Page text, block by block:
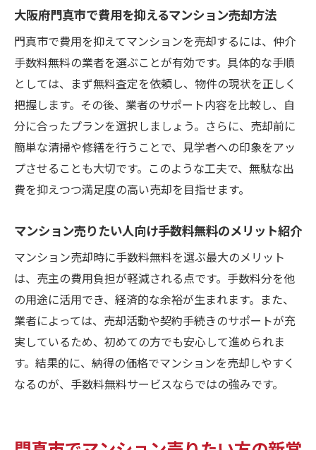
売却負担を減らすための準備とチェックポ
初期費用を抑えた売却方法を知るなら
マンション売りたい人のための初期費用削
減術
仲介手数料無料で始める賢いマンション売
却方法
門真市で初期費用を抑えたい人の売却成功
ポイント
意事項
手数料無料で叶える費用節約のマンション
売却
初期費用節約に適したマンション売りたい
人の選択肢
マンション売りたい人が知るべき注意点
仲介手数料無料サービス利用時のリスクを
解説
意点
大阪府門真市で費用を抑えるマンション売却方法
門真市で費用を抑えてマンションを売却するには、仲介
手数料無料の業者を選ぶことが有効です。具体的な手順
としては、まず無料査定を依頼し、物件の現状を正しく
把握します。その後、業者のサポート内容を比較し、自
分に合ったプランを選択しましょう。さらに、売却前に
簡単な清掃や修繕を行うことで、見学者への印象をアッ
プさせることも大切です。このような工夫で、無駄な出
費を抑えつつ満足度の高い売却を目指せます。
マンション売りたい人向け手数料無料のメリット紹介
マンション売却時に手数料無料を選ぶ最大のメリット
は、売主の費用負担が軽減される点です。手数料分を他
の用途に活用でき、経済的な余裕が生まれます。また、
業者によっては、売却活動や契約手続きのサポートが充
実しているため、初めての方でも安心して進められま
す。結果的に、納得の価格でマンションを売却しやすく
なるのが、手数料無料サービスならではの強みです。